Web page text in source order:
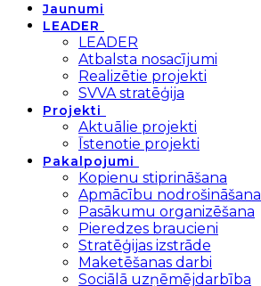
Jaunumi
LEADER
LEADER
Atbalsta nosacījumi
Realizētie projekti
SVVA stratēģija
Projekti
Aktuālie projekti
Īstenotie projekti
Pakalpojumi
Kopienu stiprināšana
Apmācību nodrošināšana
Pasākumu organizēšana
Pieredzes braucieni
Stratēģijas izstrāde
Maketēšanas darbi
Sociālā uzņēmējdarbība